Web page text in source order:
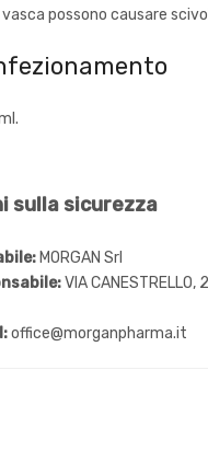
possono causare
sulla sicurezza
MORGAN Srl
VIA
office@morganpharma.it